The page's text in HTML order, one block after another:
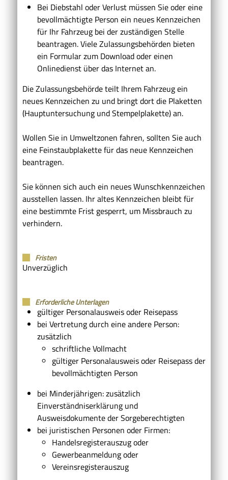
Bei Diebstahl oder Verlust müssen Sie oder eine
bevollmächtigte Person ein neues Kennzeichen
für Ihr Fahrzeug bei der zuständigen Stelle
beantragen. Viele Zulassungsbehörden bieten
ein Formular zum Download oder einen
Onlinedienst über das Internet an.
Die Zulassungsbehörde teilt Ihrem Fahrzeug ein
neues Kennzeichen zu und bringt dort die Plaketten
(Hauptuntersuchung und Stempelplakette) an.
Wollen Sie in Umweltzonen fahren, sollten Sie auch
eine Feinstaubplakette für das neue Kennzeichen
beantragen.
Sie können sich auch ein neues Wunschkennzeichen
ausstellen lassen. Ihr altes Kennzeichen bleibt für
eine bestimmte Frist gesperrt, um Missbrauch zu
verhindern.
Fristen
Unverzüglich
Erforderliche Unterlagen
gültiger Personalausweis oder Reisepass
bei Vertretung durch eine andere Person:
zusätzlich
schriftliche Vollmacht
gültiger Personalausweis oder Reisepass der
bevollmächtigten Person
bei Minderjährigen: zusätzlich
Einverständniserklärung und
Ausweisdokumente der Sorgeberechtigten
bei juristischen Personen oder Firmen:
Handelsregisterauszug oder
Gewerbeanmeldung oder
Vereinsregisterauszug